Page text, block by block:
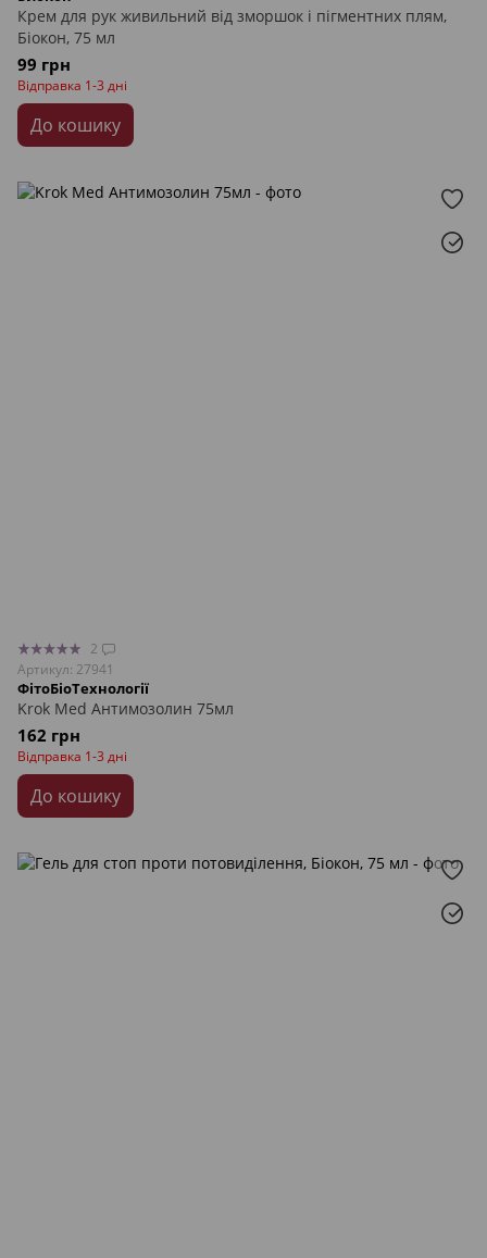
Крем для рук живильний від зморшок і пігментних плям,
Біокон, 75 мл
99 грн
Відправка 1-3 дні
До кошику
2
Артикул: 27941
ФітоБіоТехнології
Krok Med Антимозолин 75мл
162 грн
Відправка 1-3 дні
До кошику